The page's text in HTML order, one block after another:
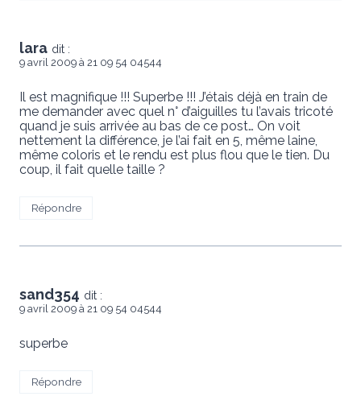
lara dit :
9 avril 2009 à 21 09 54 04544
Il est magnifique !!! Superbe !!! J’étais déjà en train de
me demander avec quel n° d’aiguilles tu l’avais tricoté
quand je suis arrivée au bas de ce post… On voit
nettement la différence, je l’ai fait en 5, même laine,
même coloris et le rendu est plus flou que le tien. Du
coup, il fait quelle taille ?
Répondre
sand354 dit :
9 avril 2009 à 21 09 54 04544
superbe
Répondre